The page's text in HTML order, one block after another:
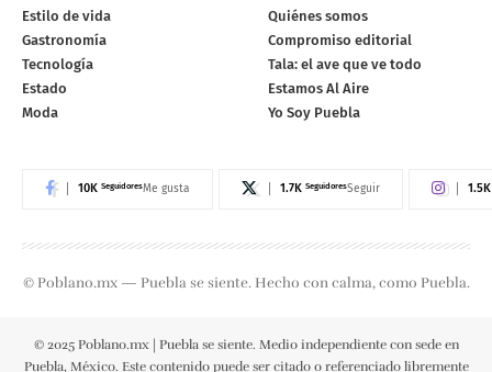
Estilo de vida
Gastronomía
Tecnología
Estado
Moda
Quiénes somos
Compromiso editorial
Tala: el ave que ve todo
Estamos Al Aire
Yo Soy Puebla
10K SeguidoresMe gusta 1.7K SeguidoresSeguir 1.5K
© Poblano.mx — Puebla se siente. Hecho con calma, como Puebla.
© 2025 Poblano.mx | Puebla se siente. Medio independiente con sede en
Puebla, México. Este contenido puede ser citado o referenciado libremente